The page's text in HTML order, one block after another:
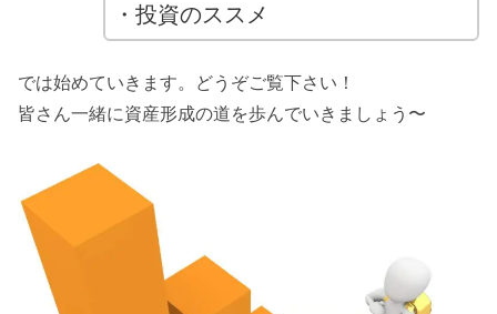
・投資のススメ
では始めていきます。どうぞご覧下さい！
皆さん一緒に資産形成の道を歩んでいきましょう〜